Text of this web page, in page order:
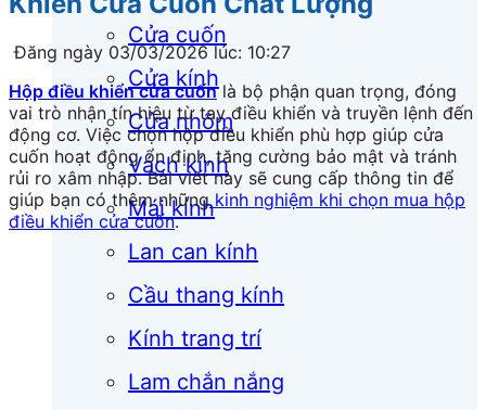
Cửa cuốn
Cửa kính
Cửa nhôm
Vách kính
Mái kính
Lan can kính
Cầu thang kính
Kính trang trí
Lam chắn nắng
Đăng ngày 03/03/2026 lúc: 10:27
Hộp điều khiển cửa cuốnlà bộ phận quan trọng, đóng
vai trò nhận tín hiệu từ tay điều khiển và truyền lệnh đến
động cơ. Việc chọn hộp điều khiển phù hợp giúp cửa
cuốn hoạt động ổn định, tăng cường bảo mật và tránh
rủi ro xâm nhập. Bài viết này sẽ cung cấp thông tin để
giúp bạn có thêm nhữngkinh nghiệm khi chọn mua hộp
điều khiển cửa cuốn.